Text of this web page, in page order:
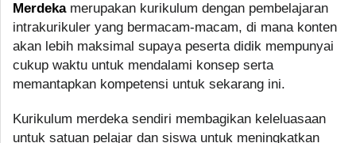
Merdekamerupakan kurikulum dengan pembelajaran
intrakurikuler yang bermacam-macam, di mana konten
akan lebih maksimal supaya peserta didik mempunyai
cukup waktu untuk mendalami konsep serta
memantapkan kompetensi untuk sekarang ini.
Kurikulum merdeka sendiri membagikan keleluasaan
untuk satuan pelajar dan siswa untuk meningkatkan